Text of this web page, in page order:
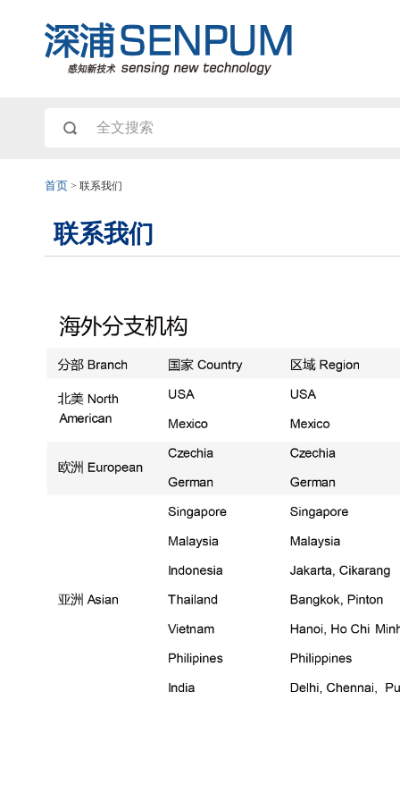
首页 > 联系我们
联系我们